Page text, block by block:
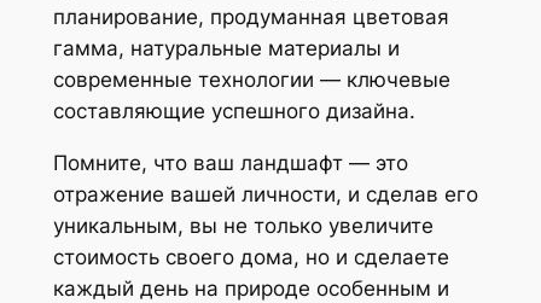
планирование, продуманная цветовая
гамма, натуральные материалы и
современные технологии — ключевые
составляющие успешного дизайна.
Помните, что ваш ландшафт — это
отражение вашей личности, и сделав его
уникальным, вы не только увеличите
стоимость своего дома, но и сделаете
каждый день на природе особенным и